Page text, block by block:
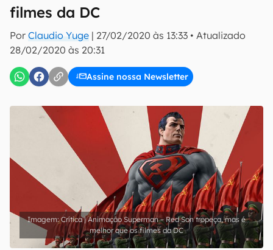
filmes da DC
Por Claudio Yuge | 27/02/2020 às 13:33 • Atualizado
28/02/2020 às 20:31
Assine nossa Newsletter
inscreva-se
Confirmo que li, aceito e concordo com os Termos de
Uso e Política de Privacidade do Canaltech.
Crítica | Animação Superman – Red Son tropeça, mas é
melhor que os filmes da DC